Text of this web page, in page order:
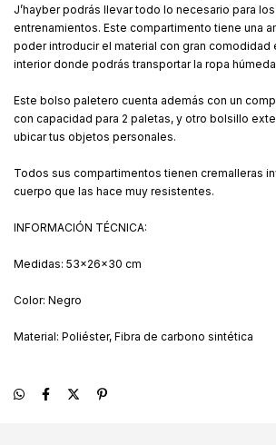
J’hayber podrás llevar todo lo necesario para
entrenamientos. Este compartimento tiene una
poder introducir el material con gran comodidad
interior donde podrás transportar la ropa
Este bolso paletero cuenta además con un
con capacidad para 2 paletas, y otro bolsillo
ubicar tus objetos personales.
Todos sus compartimentos tienen cremalleras
cuerpo que las hace muy resistentes.
INFORMACIÓN TÉCNICA:
Medidas: 53x26x30 cm
Color: Negro
Material: Poliéster, Fibra de carbono sintética